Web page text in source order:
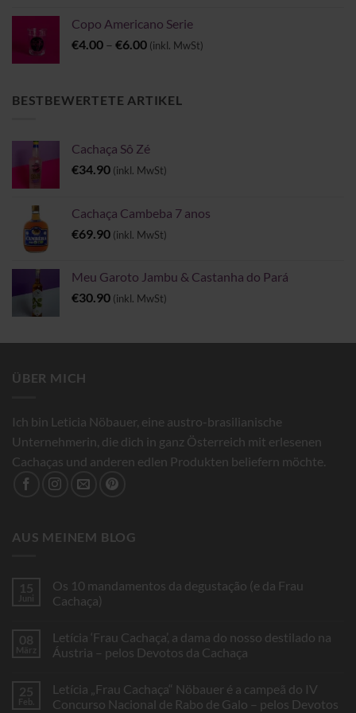
Copo Americano Serie
€4.00 – €6.00Preisspanne:
€6.00
(inkl. MwSt)
BESTBEWERTETE ARTIKEL
Cachaça Sô Zé
€34.90 (inkl. MwSt)
Cachaça Cambeba 7 anos
€69.90 (inkl. MwSt)
Meu Garoto Jambu & Castanha do Pará
€30.90 (inkl. MwSt)
ÜBER MICH
Ich bin Leticia Nöbauer, eine austro-brasilianische
Unternehmerin, die dich in ganz Österreich mit erlesenen
Cachaças und anderen edlen Produkten beliefern möchte.
AUS MEINEM BLOG
15
Juni
Os 10 mandamentos da degustação (e da Frau
Cachaça)
Os
10
degustação
(e
da
08
März
Letícia ‘Frau Cachaça’, a dama do nosso destilado na
Áustria – pelos Devotos da Cachaça
Letícia
‘Frau
25
Feb.
Letícia „Frau Cachaça“ Nöbauer é a campeã do IV
Concurso Nacional de Rabo de Galo – pelos Devotos